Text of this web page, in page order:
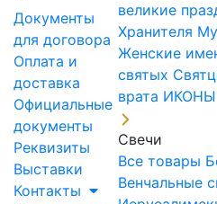
Документы
для договора
Оплата и
доставка
Официальные
документы
Реквизиты
Выставки
Контакты
великие
Хранителя
Женские
святых
врата ИКОНЫ
Свечи
Все товары
Венчальные